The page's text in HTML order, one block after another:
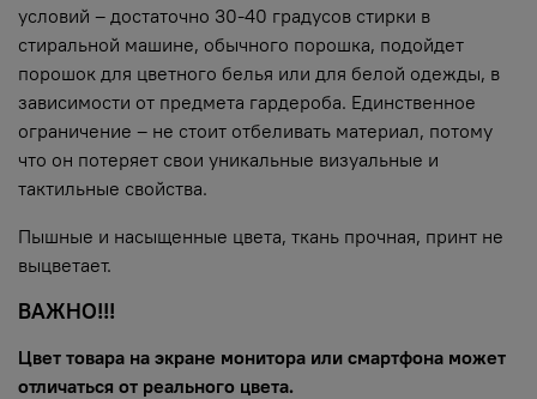
условий – достаточно 30-40 градусов стирки в
стиральной машине, обычного порошка, подойдет
порошок для цветного белья или для белой одежды, в
зависимости от предмета гардероба. Единственное
ограничение – не стоит отбеливать материал, потому
что он потеряет свои уникальные визуальные и
тактильные свойства.
Пышные и насыщенные цвета, ткань прочная, принт не
выцветает.
ВАЖНО!!!
Цвет товара на экране монитора или смартфона может
отличаться от реального цвета.